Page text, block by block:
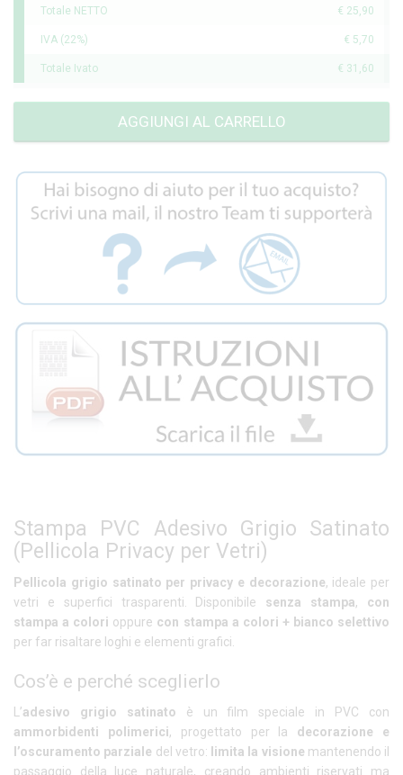
Totale NETTO € 25,90
IVA (22%) € 5,70
Totale Ivato € 31,60
AGGIUNGI AL CARRELLO
Stampa PVC Adesivo Grigio Satinato
(Pellicola Privacy per Vetri)
Pellicola grigio satinato per privacy e decorazione, ideale per
vetri e superfici trasparenti. Disponibile senza stampa, con
stampa a colori oppure con stampa a colori + bianco selettivo
per far risaltare loghi e elementi grafici.
Cos’è e perché sceglierlo
L’adesivo grigio satinato è un film speciale in PVC con
ammorbidenti polimerici, progettato per la decorazione e
l’oscuramento parziale del vetro: limita la visione mantenendo il
passaggio della luce naturale, creando ambienti riservati ma